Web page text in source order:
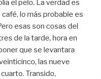
el pelo. La verdad es
lo más probable es
esas son cosas del
de la tarde, hora en
que se levantara
las nueve
Transido,